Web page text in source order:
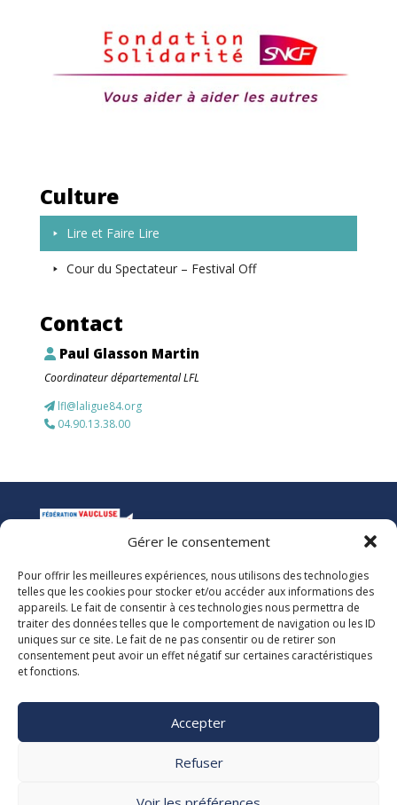
Gérer le consentement
Pour offrir les meilleures expériences, nous utilisons des technologies
telles que les cookies pour stocker et/ou accéder aux informations des
appareils. Le fait de consentir à ces technologies nous permettra de
traiter des données telles que le comportement de navigation ou les ID
uniques sur ce site. Le fait de ne pas consentir ou de retirer son
consentement peut avoir un effet négatif sur certaines caractéristiques
et fonctions.
Accepter
Refuser
Culture
Lire et Faire Lire
Cour du Spectateur – Festival Off
Contact
Paul Glasson Martin
Coordinateur départemental LFL
lfl@laligue84.org
04.90.13.38.00
La Ligue de l’Enseignement
Fédération des Œuvres Laïques de Vaucluse
Nous vous accueillons dans nos locaux du lundi au jeudi de 08h00 à 12h30
et de 13h30 à 17h00. Le standard téléphonique est ouvert le vendredi de
08h00 à 12h30 et de 13h30 à 16h00.